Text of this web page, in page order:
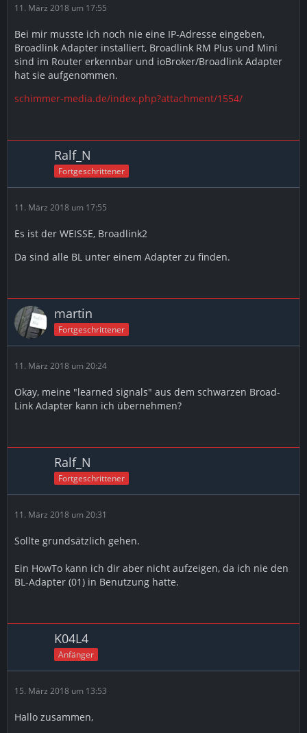
11. März 2018 um 17:55
Bei mir musste ich noch nie eine IP-Adresse eingeben,
Broadlink Adapter installiert, Broadlink RM Plus und Mini
sind im Router erkennbar und ioBroker/Broadlink Adapter
hat sie aufgenommen.
schimmer-media.de/index.php?attachment/1554/
Ralf_N
Fortgeschrittener
11. März 2018 um 17:55
Es ist der WEISSE, Broadlink2
Da sind alle BL unter einem Adapter zu finden.
martin
Fortgeschrittener
11. März 2018 um 20:24
Okay, meine "learned signals" aus dem schwarzen Broad-
Link Adapter kann ich übernehmen?
Ralf_N
Fortgeschrittener
11. März 2018 um 20:31
Sollte grundsätzlich gehen.
Ein HowTo kann ich dir aber nicht aufzeigen, da ich nie den
BL-Adapter (01) in Benutzung hatte.
K04L4
Anfänger
15. März 2018 um 13:53
Hallo zusammen,